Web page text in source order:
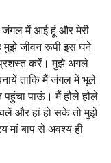
जंगल में आई हूं और मेरी
मुझे जीवन रूपी इस घने
प्रशस्त करें। मुझे अगले
ताकि मैं जंगल में भूले
पाऊं। मैं हौले हौले
और हां हो सके तो मुझे
मां बाप से अवश्य ही